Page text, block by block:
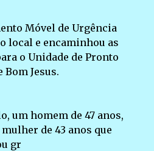
Móvel de Urgência
local e encaminhou as
o Unidade de Pronto
Bom Jesus.
um homem de 47 anos,
de 43 anos que
gr